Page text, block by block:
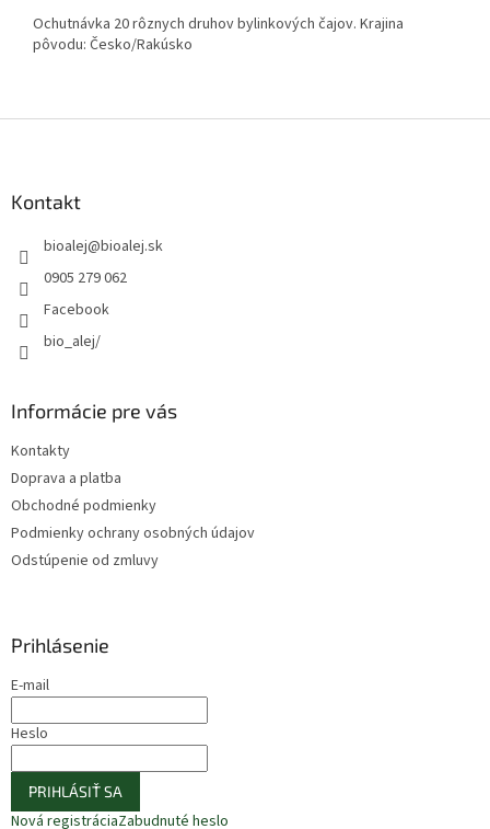
Ochutnávka 20 rôznych druhov bylinkových čajov. Krajina
pôvodu: Česko/Rakúsko
Kontakt
bioalej@bioalej.sk
0905 279 062
Facebook
bio_alej/
Informácie pre vás
Kontakty
Doprava a platba
Obchodné podmienky
Podmienky ochrany osobných údajov
Odstúpenie od zmluvy
Prihlásenie
E-mail
Heslo
PRIHLÁSIŤ SA
Nová registráciaZabudnuté heslo